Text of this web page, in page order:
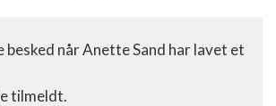
besked når Anette Sand har lavet et
tilmeldt.